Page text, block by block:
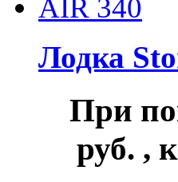
Лодка
При
руб. ,